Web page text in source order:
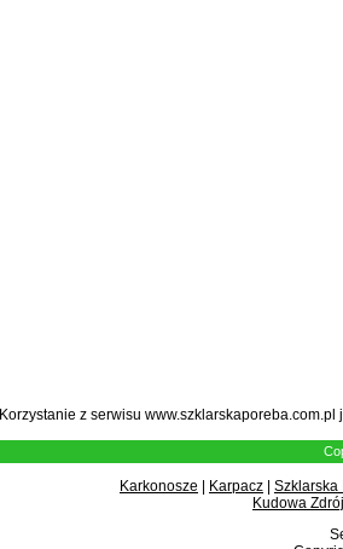
Korzystanie z serwisu
Karkonosze Karpacz
Szklarska
Kudowa